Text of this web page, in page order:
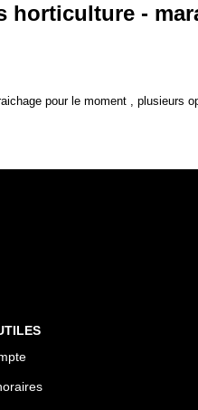
horticulture -
pour le moment , plusieurs